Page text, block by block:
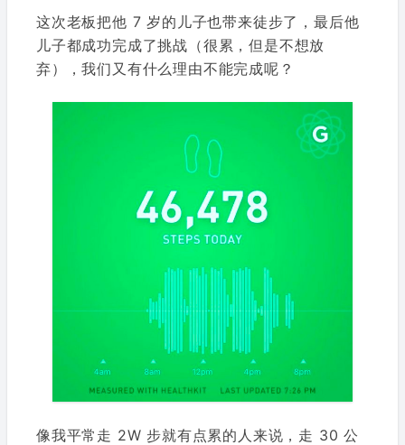
这次老板把他 7 岁的儿子也带来徒步了，最后他
儿子都成功完成了挑战（很累，但是不想放
弃），我们又有什么理由不能完成呢？
像我平常走 2W 步就有点累的人来说，走 30 公